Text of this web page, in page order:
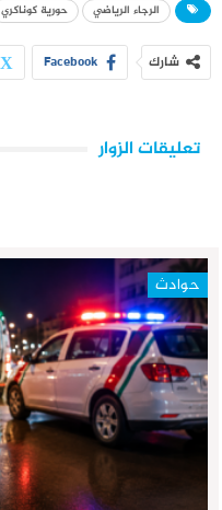
الرجاء الرياضي حورية كوناكري
شارك Facebook
تعليقات الزوار
حوادث